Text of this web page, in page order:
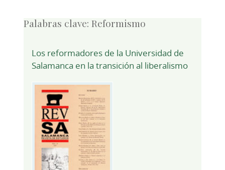
Palabras clave: Reformismo
Los reformadores de la Universidad de
Salamanca en la transición al liberalismo